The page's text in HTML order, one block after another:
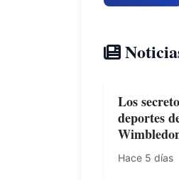
Los
deportes
Hace 5 días